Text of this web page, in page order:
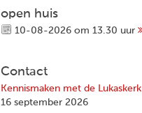
open huis
10-08-2026 om 13.30 uur
Contact
Kennismaken met de Lukaskerk
16 september 2026